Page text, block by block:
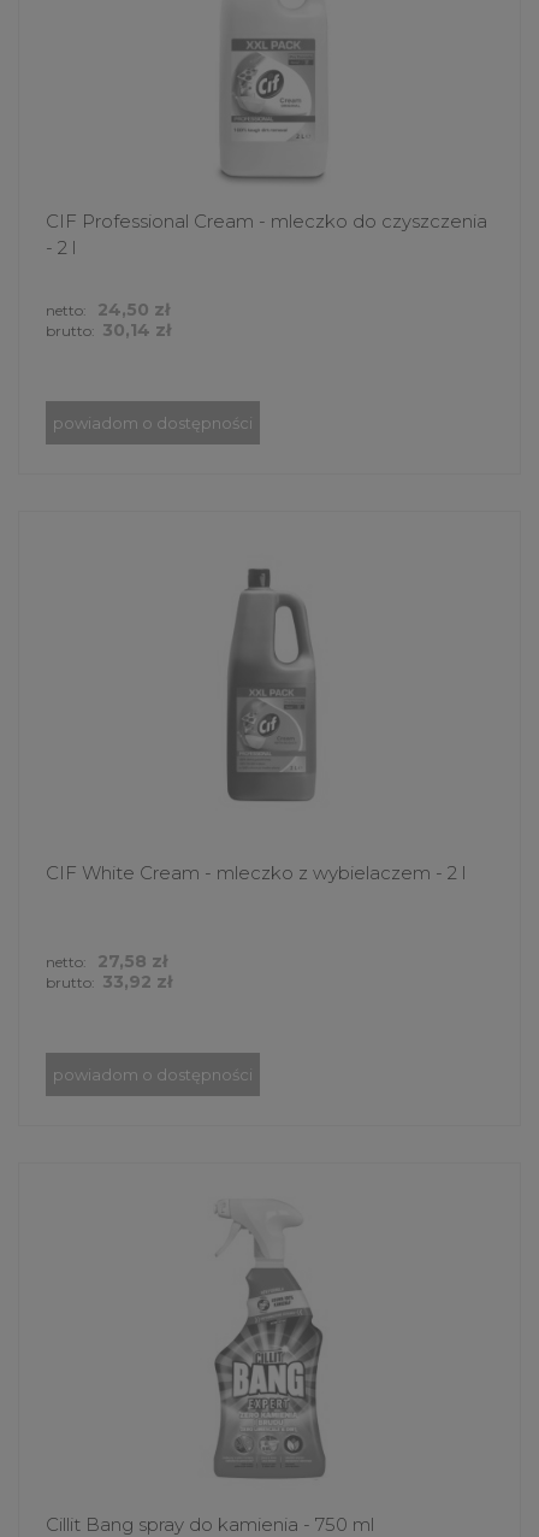
CIF Professional Cream - mleczko do czyszczenia
- 2 l
brutto: 30,14 zł
netto: 24,50 zł
powiadom o dostępności
CIF White Cream - mleczko z wybielaczem - 2 l
brutto: 33,92 zł
netto: 27,58 zł
powiadom o dostępności
Cillit Bang spray do kamienia - 750 ml